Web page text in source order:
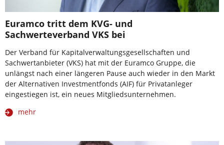
Euramco tritt dem KVG- und
Sachwerteverband VKS bei
Der Verband für Kapitalverwaltungsgesellschaften und
Sachwertanbieter (VKS) hat mit der Euramco Gruppe, die
unlängst nach einer längeren Pause auch wieder in den Markt
der Alternativen Investmentfonds (AIF) für Privatanleger
eingestiegen ist, ein neues Mitgliedsunternehmen.
mehr